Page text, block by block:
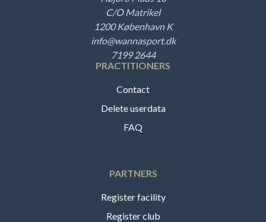
C/O Matrikel
1200 København K
info@wannasport.dk
7199 2644
PRACTITIONERS
Contact
Delete userdata
FAQ
PARTNERS
Register facility
Register club